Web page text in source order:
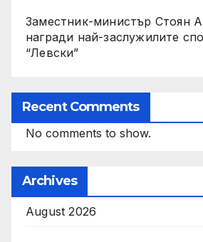
Заместник-министър Стоян
награди най-заслужилите
“Левски”
Recent Comments
No comments to show.
Archives
August 2026